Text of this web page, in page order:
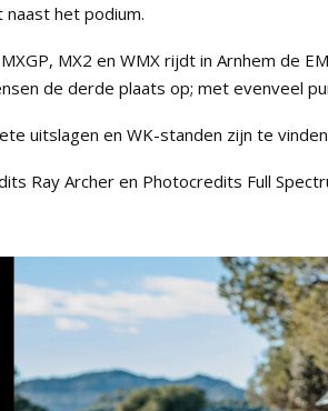
naast het podium.
MX2 en WMX rijdt in Arnhem de
de derde plaats op; met evenveel
uitslagen en WK-standen zijn te
Ray Archer en Photocredits Full